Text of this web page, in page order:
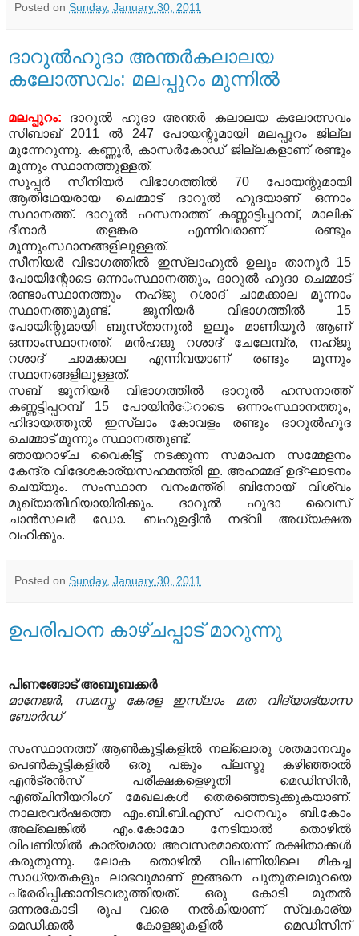
Posted on Sunday, January 30, 2011
ദാറുല്‍ഹുദാ അന്തര്‍കലാലയ
കലോത്സവം: മലപ്പുറം മുന്നില്‍
മലപ്പുറം: ദാറുല്‍ ഹുദാ അന്തര്‍ കലാലയ കലോത്സവം
സിബാഖ്‌ 2011 ല്‍ 247 പോയന്റുമായി മലപ്പുറം ജില്ല
മുന്നേറുന്നു. കണ്ണൂര്‍, കാസര്‍കോഡ്‌ ജില്ലകളാണ്‌ രണ്ടും
മൂന്നും സ്ഥാനത്തുള്ളത്‌.
സൂപ്പര്‍ സീനിയര്‍ വിഭാഗത്തില്‍ 70 പോയന്റുമായി
ആതിഥേയരായ ചെമ്മാട്‌ ദാറുല്‍ ഹുദയാണ്‌ ഒന്നാം
സ്ഥാനത്ത്‌. ദാറുല്‍ ഹസനാത്ത്‌ കണ്ണാട്ടിപ്പറമ്പ്‌, മാലിക്‌
ദീനാര്‍ തളങ്കര എന്നിവരാണ്‌ രണ്ടും
മൂന്നുംസ്ഥാനങ്ങളിലുള്ളത്‌.
സീനിയര്‍ വിഭാഗത്തില്‍ ഇസ്‌ലാഹുല്‍ ഉലൂം താനൂര്‍ 15
പോയിന്റോടെ ഒന്നാംസ്ഥാനത്തും, ദാറുല്‍ ഹുദാ ചെമ്മാട്‌
രണ്ടാംസ്ഥാനത്തും നഹ്‌ജു റശാദ്‌ ചാമക്കാല മൂന്നാം
സ്ഥാനത്തുമുണ്ട്‌. ജൂനിയര്‍ വിഭാഗത്തില്‍ 15
പോയിന്റുമായി ബുസ്‌താനുല്‍ ഉലൂം മാണിയൂര്‍ ആണ്‌
ഒന്നാംസ്ഥാനത്ത്‌. മന്‍ഹജു റശാദ്‌ ചേലേമ്പ്ര, നഹ്‌ജു
റശാദ്‌ ചാമക്കാല എന്നിവയാണ്‌ രണ്ടും മൂന്നും
സ്ഥാനങ്ങളിലുള്ളത്‌.
സബ്‌ ജൂനിയര്‍ വിഭാഗത്തില്‍ ദാറുല്‍ ഹസനാത്ത്‌
കണ്ണട്ടിപ്പറമ്പ്‌ 15 പോയിന്‍േറാടെ ഒന്നാംസ്ഥാനത്തും,
ഹിദായത്തുല്‍ ഇസ്‌ലാം കോവളം രണ്ടും ദാറുല്‍ഹുദ
ചെമ്മാട്‌ മൂന്നും സ്ഥാനത്തുണ്ട്‌.
ഞായറാഴ്‌ച വൈകീട്ട്‌ നടക്കുന്ന സമാപന സമ്മേളനം
കേന്ദ്ര വിദേശകാര്യസഹമന്ത്രി ഇ. അഹമ്മദ്‌ ഉദ്‌ഘാടനം
ചെയ്യും. സംസ്ഥാന വനംമന്ത്രി ബിനോയ്‌ വിശ്വം
മുഖ്യാതിഥിയായിരിക്കും. ദാറുല്‍ ഹുദാ വൈസ്‌
ചാന്‍സലര്‍ ഡോ. ബഹുഉദ്ദീന്‍ നദ്‌വി അധ്യക്ഷത
വഹിക്കും.
Posted on Sunday, January 30, 2011
ഉപരിപഠന കാഴ്ചപ്പാട് മാറുന്നു
പിണങ്ങോട് അബൂബക്കര്‍
മാനേജര്‍, സമസ്ത കേരള ഇസ്‌ലാം മത വിദ്യാഭ്യാസ
ബോര്‍ഡ്‌
സംസ്ഥാനത്ത് ആണ്‍കുട്ടികളില്‍ നല്ലൊരു ശതമാനവും
പെണ്‍കുട്ടികളില്‍ ഒരു പങ്കും പ്ലസ്ടു കഴിഞ്ഞാല്‍
എന്‍ട്രന്‍സ് പരീക്ഷകളെഴുതി മെഡിസിന്‍,
എഞ്ചിനീയറിംഗ് മേഖലകള്‍ തെരഞ്ഞെടുക്കുകയാണ്.
നാലരവര്‍ഷത്തെ എം.ബി.ബി.എസ് പഠനവും ബി.കോം
അല്ലെങ്കില്‍ എം.കോമോ നേടിയാല്‍ തൊഴില്‍
വിപണിയില്‍ കാര്യമായ അവസരമായെന്ന് രക്ഷിതാക്കള്‍
കരുതുന്നു. ലോക തൊഴില്‍ വിപണിയിലെ മികച്ച
സാധ്യതകളും ലാഭവുമാണ് ഇങ്ങനെ പുതുതലമുറയെ
പ്രേരിപ്പിക്കാനിടവരുത്തിയത്. ഒരു കോടി മുതല്‍
ഒന്നരകോടി രൂപ വരെ നല്‍കിയാണ് സ്വകാര്യ
മെഡിക്കല്‍ കോളജുകളില്‍ മെഡിസിന്